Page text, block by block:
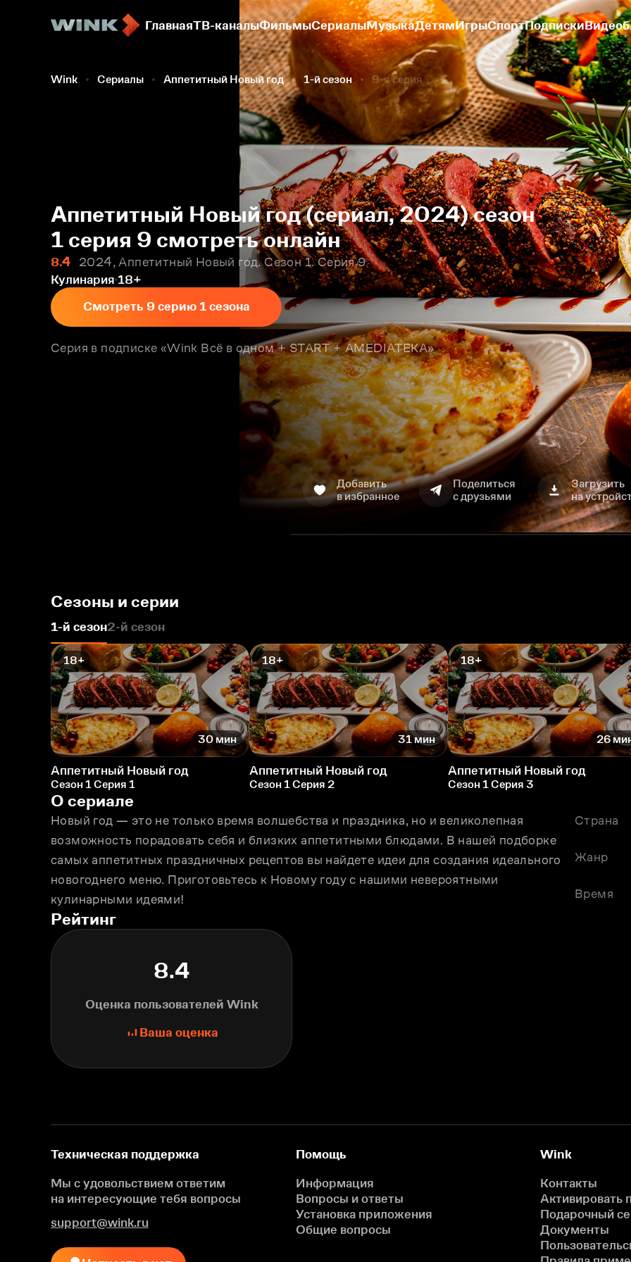
ГлавнаяТВ-каналыФильмыСериалыМузыкаДетямИгрыСпортПодписки
Wink Сериалы Аппетитный Новый год 1-й сезон 9-я серия
Аппетитный Новый год (сериал, 2024) сезон
1 серия 9 смотреть онлайн
8.4
2024, Аппетитный Новый год. Сезон 1. Серия 9
Кулинария 18+
Смотреть 9 серию 1 сезона
Серия в подписке «Wink Всё в одном + START + AMEDIATEKA»
Добавить
в избранное
Поделиться
с друзьями
Загрузить
на
Сезоны и серии
1-й сезон2-й сезон
18+
30 мин
Аппетитный Новый год
Сезон 1 Серия 1
18+
31 мин
Аппетитный Новый год
Сезон 1 Серия 2
18+
26
Аппетитный Новый год
Сезон 1 Серия 3
О сериале
Новый год — это не только время волшебства и праздника, но и великолепная
возможность порадовать себя и близких аппетитными блюдами. В нашей подборке
самых аппетитных праздничных рецептов вы найдете идеи для создания идеального
новогоднего меню. Приготовьтесь к Новому году с нашими невероятными
кулинарными идеями!
Страна
Жанр
Время
Рейтинг
8.4
Оценка пользователей Wink
Ваша оценка
Техническая поддержка
Мы с удовольствием ответим
на интересующие тебя вопросы
support@wink.ru
Помощь
Информация
Вопросы и ответы
Установка приложения
Общие вопросы
Wink
Контакты
Активировать
Подарочный
Документы